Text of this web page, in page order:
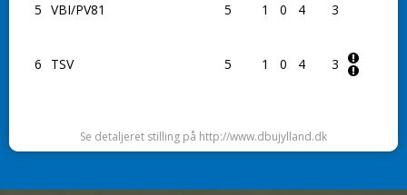
5 VBI/PV81 5 1 0 4 3
6 TSV 5 1 0 4 3
Se detaljeret stilling på http://www.dbujylland.dk